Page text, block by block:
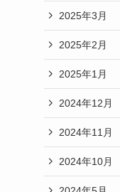
2025年3月
2025年2月
2025年1月
2024年12月
2024年11月
2024年10月